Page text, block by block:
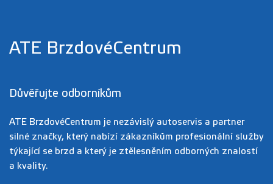
ATE BrzdovéCentrum
Důvěřujte odborníkům
ATE BrzdovéCentrum je nezávislý autoservis a partner
silné značky, který nabízí zákazníkům profesionální služby
týkající se brzd a který je ztělesněním odborných znalostí
a kvality.